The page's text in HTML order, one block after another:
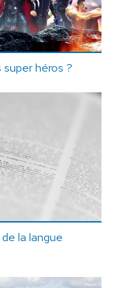
héros ?
la langue